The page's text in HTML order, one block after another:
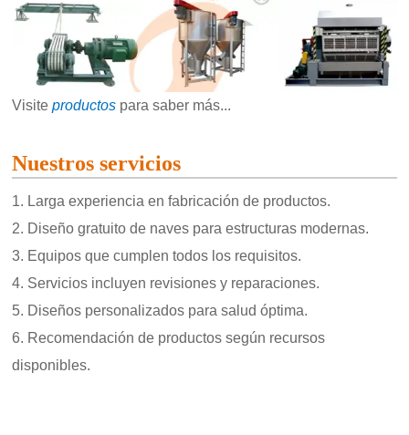
Visiteproductos para saber más...
Nuestros servicios
1. Larga experiencia en fabricación de productos.
2. Diseño gratuito de naves para estructuras modernas.
3. Equipos que cumplen todos los requisitos.
4. Servicios incluyen revisiones y reparaciones.
5. Diseños personalizados para salud óptima.
6. Recomendación de productos según recursos
disponibles.